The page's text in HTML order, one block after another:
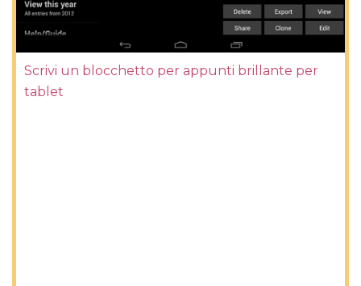
Scrivi un blocchetto per appunti brillante per
tablet